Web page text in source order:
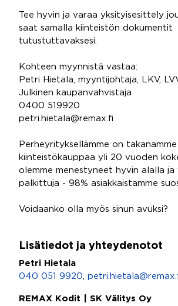
Tee hyvin ja varaa yksityisesittely
saat samalla kiinteistön dokumentit
tutustuttavaksesi.
Kohteen myynnistä vastaa:
Petri Hietala, myyntijohtaja, LKV,
Julkinen kaupanvahvistaja
0400 519920
petri.hietala@remax.fi
Perheyrityksellämme on takanamme
kiinteistökauppaa yli 20 vuoden
olemme menestyneet hyvin alalla ja
palkittuja - 98% asiakkaistamme
Voidaanko olla myös sinun avuksi?
Lisätiedot ja yhteydenotot
Petri Hietala
040 051 9920
REMAX Kodit | SK Välitys Oy